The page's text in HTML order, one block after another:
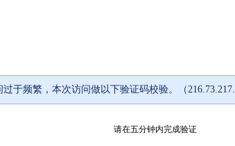
过于频繁，本次访问做以下验证码校验。（
请在五分钟内完成验证